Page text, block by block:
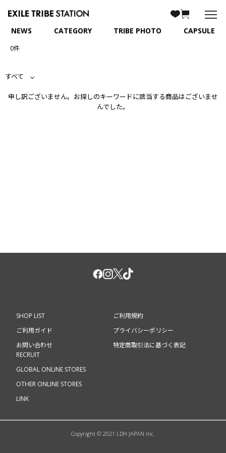
NEWS CATEGORY TRIBE PHOTO CAPSULE
0件
すべて
申し訳ございません。お探しのキーワードに該当する商品はございませ
んでした。
SHOP LIST
ご利用ガイド
お問い合わせ
ご利用規約
プライバシーポリシー
特定商取引法に基づく表記
RECRUIT
GLOBAL ONLINE STORES
OTHER ONLINE STORES
LINK
Copyright © 2021 LDH JAPAN Inc.